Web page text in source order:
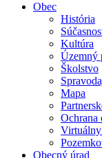
Obec
História
Kultúra
Územný
Školstvo
Mapa
Ochrana
Obecný úrad